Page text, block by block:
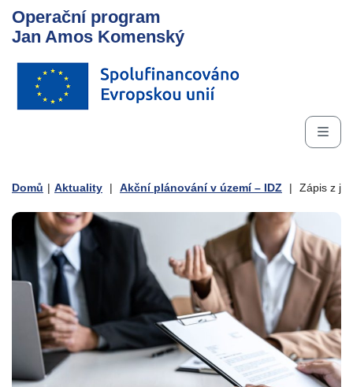
Operační program
Jan Amos Komenský
Domů | Aktuality | Akční plánování v území – IDZ | Zápis z